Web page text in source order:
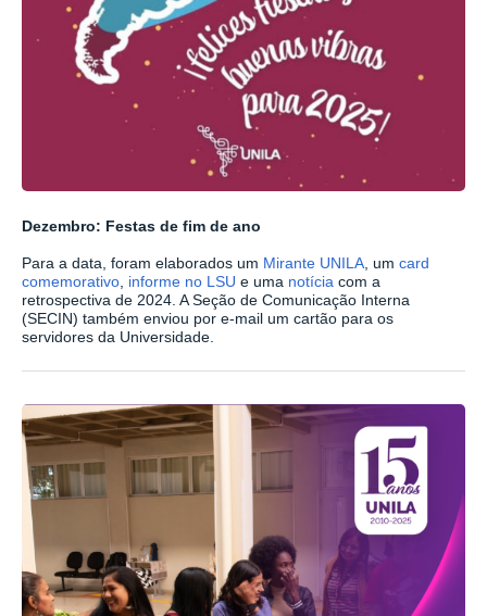
Dezembro: Festas de fim de ano
Para a data, foram elaborados um Mirante UNILA , um card
comemorativo informe no LSU e uma notícia com a
retrospectiva de 2024. A Seção de Comunicação Interna
(SECIN) também enviou por e-mail um cartão para os
servidores da Universidade.